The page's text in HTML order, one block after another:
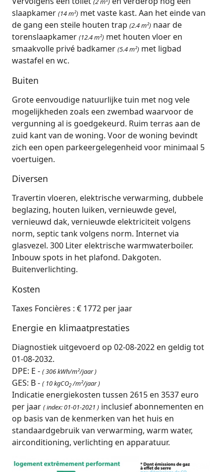
slaapkamer (14 m²) met vaste kast. Aan het einde van
de gang een steile houten trap (2.4 m²) naar de
torenslaapkamer (12.4 m²) met houten vloer en
smaakvolle privé badkamer (5.4 m²) met ligbad
wastafel en wc.
Buiten
Grote eenvoudige natuurlijke tuin met nog vele
mogelijkheden zoals een zwembad waarvoor de
vergunning al is goedgekeurd. Ruim terras aan de
zuid kant van de woning. Voor de woning bevindt
zich een open parkeergelegenheid voor minimaal 5
voertuigen.
Diversen
Travertin vloeren, elektrische verwarming, dubbele
beglazing, houten luiken, vernieuwde gevel,
vernieuwd dak, vernieuwde elektriciteit volgens
norm, septic tank volgens norm. Internet via
glasvezel. 300 Liter elektrische warmwaterboiler.
Inbouw spots in het plafond. Dakgoten.
Buitenverlichting.
Kosten
Taxes Foncières : € 1772 per jaar
Energie en klimaatprestaties
Diagnostiek uitgevoerd op 02-08-2022 en geldig tot
01-08-2032.
DPE: E - ( 306 kWh/m²/jaar )
GES: B - ( 10 kgCO2/m²/jaar )
Indicatie energiekosten tussen 2615 en 3537 euro
per jaar ( index: 01-01-2021 ) inclusief abonnementen en
op basis van de kenmerken van het huis en
standaardgebruik van verwarming, warm water,
airconditioning, verlichting en apparatuur.